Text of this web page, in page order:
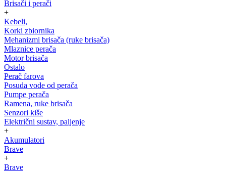
Brisači i perači
+
Kebeli,
Korki zbiornika
Mehanizmi brisača (ruke brisača)
Mlaznice perača
Motor brisača
Ostalo
Perač farova
Posuda vode od perača
Pumpe perača
Ramena, ruke brisača
Senzori kiše
Električni sustav, paljenje
+
Akumulatori
Brave
+
Brave